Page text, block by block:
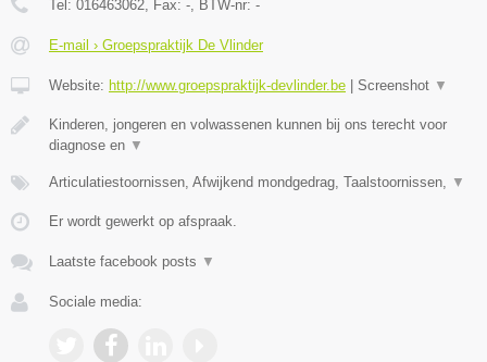
Tel: 016463062, Fax: -, BTW-nr: -
E-mail › Groepspraktijk De Vlinder
Website: http://www.groepspraktijk-devlinder.be Screenshot ▼
Kinderen, jongeren en volwassenen kunnen bij ons terecht voor
diagnose en ▼
Articulatiestoornissen, Afwijkend mondgedrag, Taalstoornissen, ▼
Er wordt gewerkt op afspraak.
Laatste facebook posts ▼
Sociale media: